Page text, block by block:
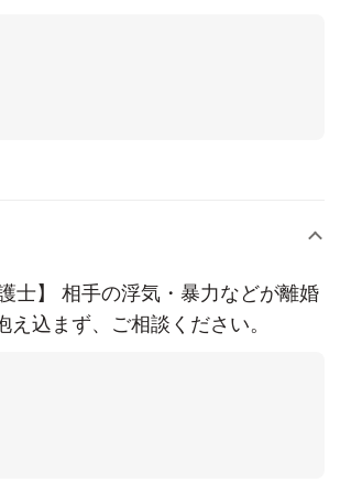
。
安心してご来所ください。
ら、お気軽にご相談ください。
士】 相手の浮気・暴力などが離婚
込まず、ご相談ください。